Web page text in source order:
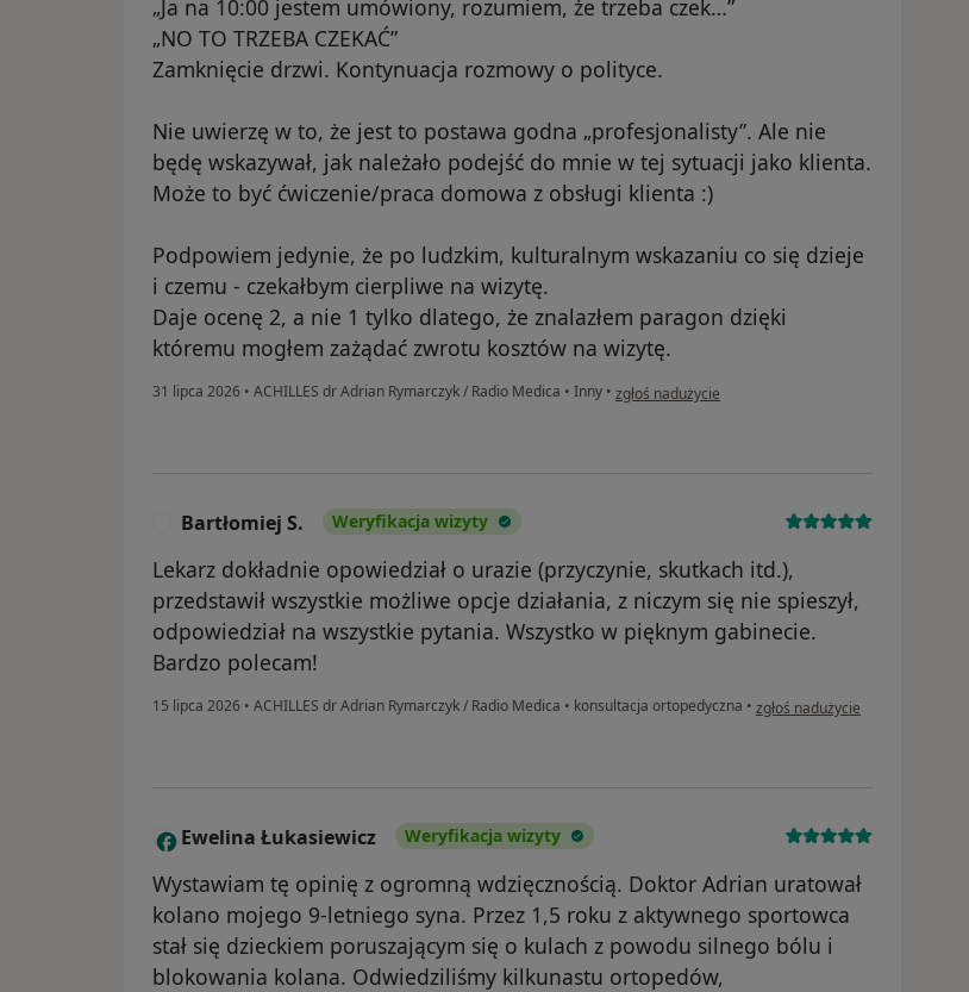
„Ja na 10:00 jestem umówiony, rozumiem, że trzeba czek…”
„NO TO TRZEBA CZEKAĆ”
Zamknięcie drzwi. Kontynuacja rozmowy o polityce.
Nie uwierzę w to, że jest to postawa godna „profesjonalisty”. Ale nie
będę wskazywał, jak należało podejść do mnie w tej sytuacji jako klienta.
Może to być ćwiczenie/praca domowa z obsługi klienta :)
Podpowiem jedynie, że po ludzkim, kulturalnym wskazaniu co się dzieje
i czemu - czekałbym cierpliwe na wizytę.
Daje ocenę 2, a nie 1 tylko dlatego, że znalazłem paragon dzięki
któremu mogłem zażądać zwrotu kosztów na wizytę.
31 lipca 2026 • ACHILLES dr Adrian Rymarczyk / Radio Medica • Inny • w opinii użytkownika :)
zgłoś nadużycie
Bartłomiej S. Weryfikacja wizyty
Lekarz dokładnie opowiedział o urazie (przyczynie, skutkach itd.),
przedstawił wszystkie możliwe opcje działania, z niczym się nie spieszył,
odpowiedział na wszystkie pytania. Wszystko w pięknym gabinecie.
Bardzo polecam!
15 lipca 2026 • ACHILLES dr Adrian Rymarczyk / Radio Medica • konsultacja ortopedyczna • w opinii użytkownika Bartłomiej S.
zgłoś nadużycie
E Ewelina Łukasiewicz Weryfikacja wizyty
Wystawiam tę opinię z ogromną wdzięcznością. Doktor Adrian uratował
kolano mojego 9-letniego syna. Przez 1,5 roku z aktywnego sportowca
stał się dzieckiem poruszającym się o kulach z powodu silnego bólu i
blokowania kolana. Odwiedziliśmy kilkunastu ortopedów,